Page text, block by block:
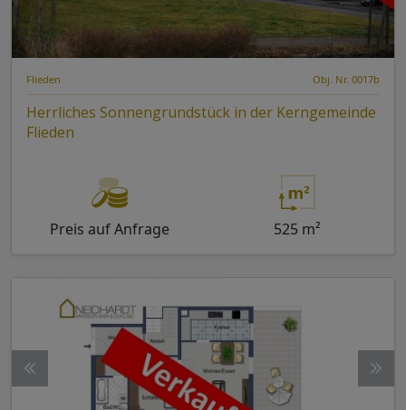
Flieden Obj. Nr. 0017b
Herrliches Sonnengrundstück in der Kerngemeinde
Flieden
Preis auf Anfrage 525 m²